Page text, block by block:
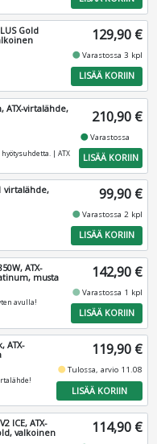
Gold
129,90 €
fiber_manual_recordVarastossa 3 kpl
LISÄÄ KORIIN
ATX-virtalähde,
| ATX
210,90 €
fiber_manual_recordVarastossa
LISÄÄ KORIIN
virtalähde,
99,90 €
fiber_manual_recordVarastossa 2 kpl
LISÄÄ KORIIN
ATX-
musta
avulla!
142,90 €
fiber_manual_recordVarastossa 1 kpl
LISÄÄ KORIIN
ATX-
119,90 €
fiber_manual_recordTulossa, arvio 11.08
LISÄÄ KORIIN
ICE, ATX-
valkoinen
114,90 €